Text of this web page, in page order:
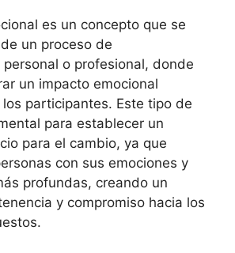
es un concepto que se
un proceso de
o profesional, donde
un impacto emocional
participantes. Este tipo de
para establecer un
para el cambio, ya que
con sus emociones y
profundas, creando un
y compromiso hacia los